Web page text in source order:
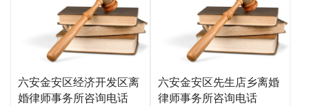
六安金安区经济开发区离
婚律师事务所咨询电话
六安金安区先生店乡离婚
律师事务所咨询电话